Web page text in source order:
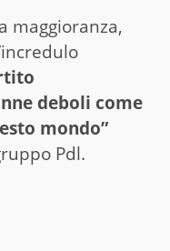
maggioranza,
deboli come
mondo”
Pdl.